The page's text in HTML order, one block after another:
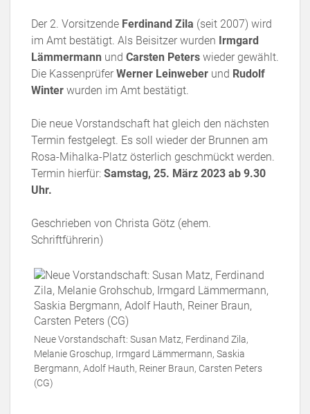
Der 2. Vorsitzende Ferdinand Zila (seit 2007) wird
im Amt bestätigt. Als Beisitzer wurden Irmgard
Lämmermann und Carsten Peters wieder gewählt.
Die Kassenprüfer Werner Leinweber und Rudolf
Winter wurden im Amt bestätigt.
Die neue Vorstandschaft hat gleich den nächsten
Termin festgelegt. Es soll wieder der Brunnen am
Rosa-Mihalka-Platz österlich geschmückt werden.
Termin hierfür: Samstag, 25. März 2023 ab 9.30
Uhr.
Geschrieben von Christa Götz (ehem.
Schriftführerin)
Neue Vorstandschaft: Susan Matz, Ferdinand Zila,
Melanie Groschup, Irmgard Lämmermann, Saskia
Bergmann, Adolf Hauth, Reiner Braun, Carsten Peters
(CG)